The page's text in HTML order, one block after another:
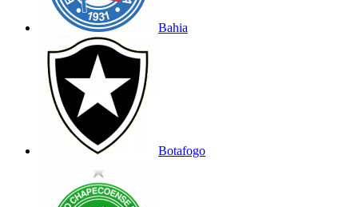
Bahia
Botafogo